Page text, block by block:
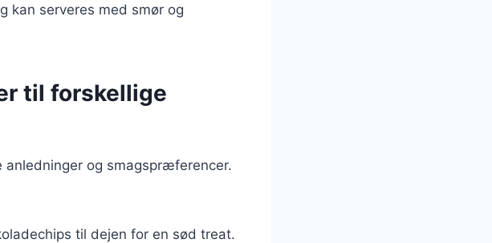
kan serveres med smør og
til forskellige
og smagspræferencer.
til dejen for en sød treat.